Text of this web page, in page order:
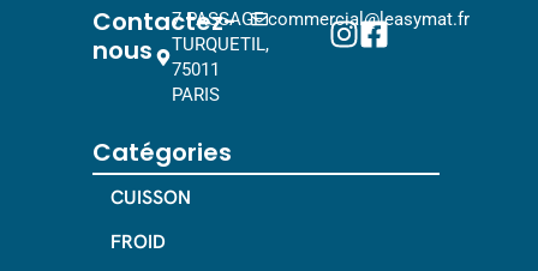
Contactez-
nous
7 PASSAGE
TURQUETIL,
75011
PARIS
commercial@leasymat.fr
Catégories
CUISSON
FROID